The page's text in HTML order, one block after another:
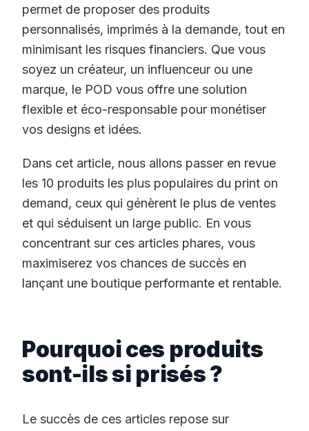
permet de proposer des produits
personnalisés, imprimés à la demande, tout en
minimisant les risques financiers. Que vous
soyez un créateur, un influenceur ou une
marque, le POD vous offre une solution
flexible et éco-responsable pour monétiser
vos designs et idées.
Dans cet article, nous allons passer en revue
les 10 produits les plus populaires du print on
demand, ceux qui génèrent le plus de ventes
et qui séduisent un large public. En vous
concentrant sur ces articles phares, vous
maximiserez vos chances de succès en
lançant une boutique performante et rentable.
Pourquoi ces produits
sont-ils si prisés ?
Le succès de ces articles repose sur